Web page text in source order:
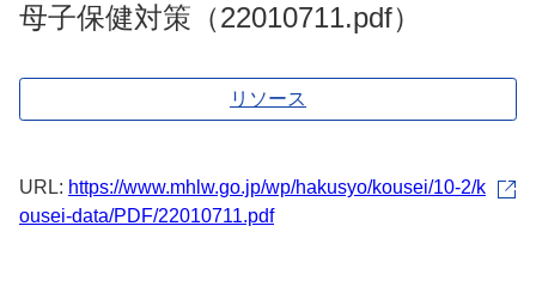
母子保健対策（22010711.pdf）
リソース
URL: https://www.mhlw.go.jp/wp/hakusyo/kousei/10-2/k
ousei-data/PDF/22010711.pdf